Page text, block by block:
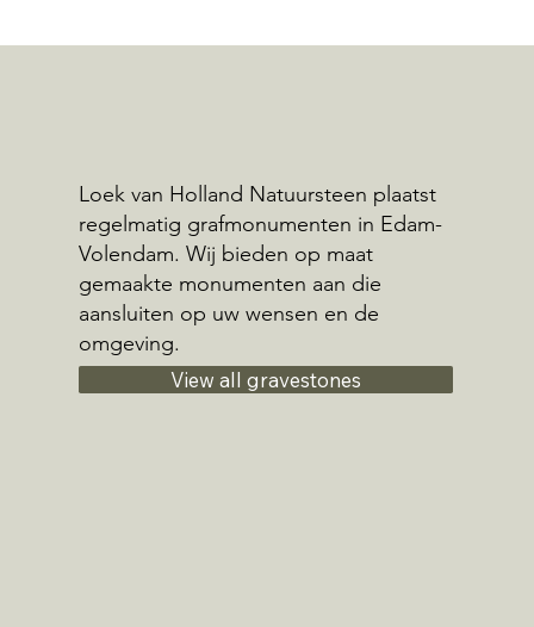
Loek van Holland Natuursteen plaatst
regelmatig grafmonumenten in Edam-
Volendam. Wij bieden op maat
gemaakte monumenten aan die
aansluiten op uw wensen en de
omgeving.
View all gravestones